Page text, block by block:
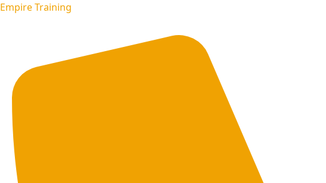
Empire Training